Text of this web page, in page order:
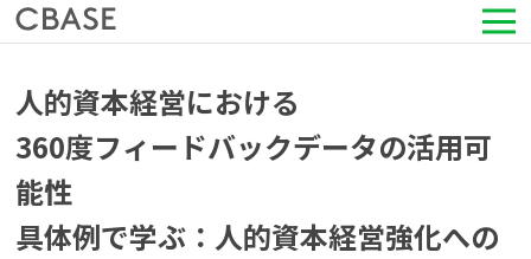
活用シーン
導入事例
人的資本経営における
360度フィードバックデータの活用可
能性
具体例で学ぶ：人的資本経営強化への